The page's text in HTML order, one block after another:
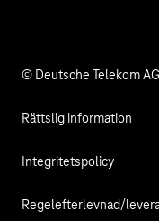
© Deutsche Telekom AG
Rättslig information
Integritetspolicy
Regelefterlevnad/